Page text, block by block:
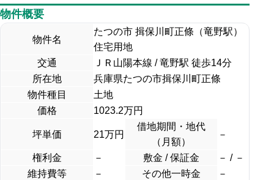
物件概要
物件名
たつの市 揖保川町正條（竜野駅）
住宅用地
交通
ＪＲ山陽本線 / 竜野駅 徒歩14分
所在地
兵庫県たつの市揖保川町正條
物件種目
土地
価格
1023.2万円
坪単価 21万円
借地期間・地代
（月額）
－
権利金 － 敷金 / 保証金
－ / －
維持費等
－ その他一時金
－